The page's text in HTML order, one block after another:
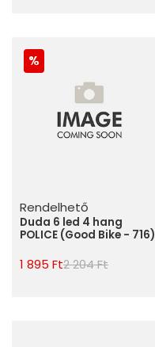
Rendelhető
Duda 6 led 4 hang
POLICE (Good Bike - 716)
1 895 Ft2 204 Ft